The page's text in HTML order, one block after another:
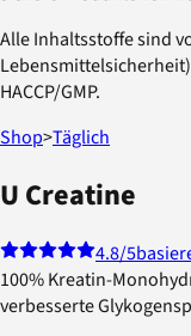
Alle Inhaltsstoffe sind
HACCP/GMP.
Shop>Täglich
U Creatine
4.8/5
100% Kreatin-
verbesserte